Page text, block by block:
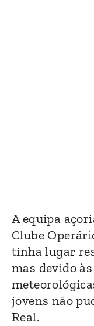
A equipa
Clube
tinha lugar
mas devido
jovens não
Real.